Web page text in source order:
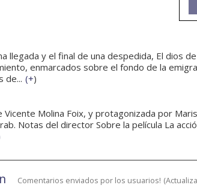
llegada y el final de una despedida, El dios
enmarcados sobre el fondo de la
de... (+)
Vicente Molina Foix, y protagonizada por
Notas del director Sobre la película La
Comentarios enviados por los usuarios! (